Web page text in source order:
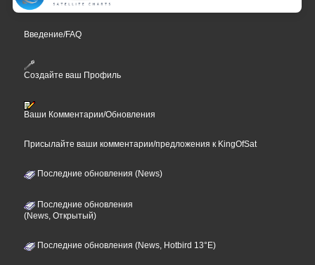
Введение/FAQ
Создайте ваш Профиль
Ваши Комментарии/Обновления
Присылайте ваши комментарии/предложения к KingOfSat
Последние обновления (News)
Последние обновления
(News, Открытый)
Последние обновления (News, Hotbird 13°E)